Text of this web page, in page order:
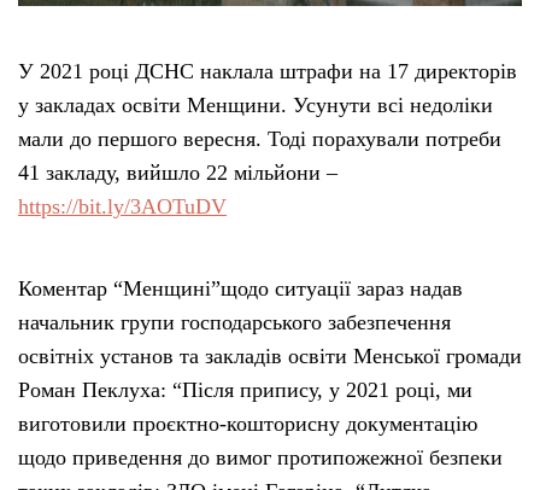
У 2021 році ДСНС наклала штрафи на 17 директорів
у закладах освіти Менщини. Усунути всі недоліки
мали до першого вересня. Тоді порахували потреби
41 закладу, вийшло 22 мільйони –
https://bit.ly/3AOTuDV
Коментар “Менщині”щодо ситуації зараз надав
начальник групи господарського забезпечення
освітніх установ та закладів освіти Менської громади
Роман Пеклуха: “Після припису, у 2021 році, ми
виготовили проєктно-кошторисну документацію
щодо приведення до вимог протипожежної безпеки